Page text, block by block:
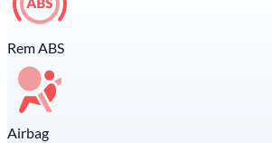
Rem ABS
Airbag